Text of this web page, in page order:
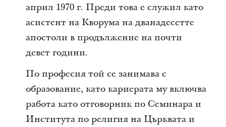
април 1970 г. Преди това е служил като
асистент на Кворума на дванадесетте
апостоли в продължение на почти
девет години.
По професия той се занимава с
образование, като кариерата му включва
работа като отговорник по Семинара и
Института по религия на Църквата и